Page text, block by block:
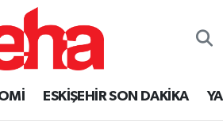
ESKİŞEHİR SON DAKİKA